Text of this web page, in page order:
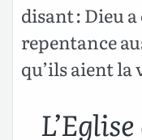
disant : Dieu
repentance
qu’ils aient la